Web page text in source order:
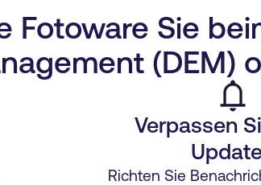
Fotoware Sie
(DEM)
Verpassen
Richten Sie